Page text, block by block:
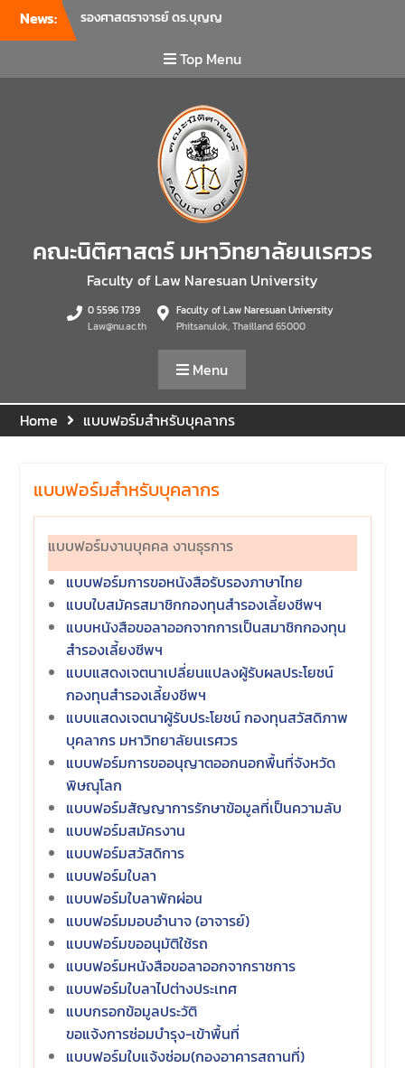
News:
รัตน์ โชคบันดาลชัย คณบดี
ประชุมผู้บริหารคณะพบ
บุคลากรคณะนิติศาสตร์ เพื่อ
ภาคเรียนต้น ปีการศึกษา 2569
พร้อมด้วยรองคณบดีทุกฝ่าย
เข้าร่วมแจ้งนโยบายแนวทาง
การบริหารงานในแต่ละด้านของ
คณะ รวมทั้งการเตรียมความ
พร้อมการจัดการเรียนการสอน
รายวิชาวิจัยทางกฎหมาย และ
รายวิชาตรรกศาสตร์และการ
เขียนในทางนิติศาสตร์ ณ ห้อง
นิติศาสตร์ มหาวิทยาลัยนเรศวร
คณะนิติศาสตร์ มหาวิทยาลัย
ความพร้อมเพื่อรับมือภัยพิบัติ
ประจำปี 2569 ณ ห้อง 2-311
อาคารปราบไตรจักร 2
กิจกรรมดังกล่าวจัดขึ้นสำหรับ
บุคลากรที่ปฏิบัติงาน ณ กลุ่ม
อาคารอุตสาหกรรมบริการ เพื่อ
ร่วมกันสร้างพื้นที่การทำงานที่
ปลอดภัย ซึ่งครอบคลุมหน่วย
งานภายในกลุ่มอาคารทั้ง 3
คณะ และ 1 กอง
คณะนิติศาสตร์ มหาวิทยาลัย
นเรศวร จัดโครงการปฐมนิเทศ
และพบผู้ปกครอง ประจำปีการ
ศึกษา 2569 โดยได้รับเกียรติ
จาก รองศาสตราจารย์ ดร.บุญ
ญรัตน์ โชคบันดาลชัย คณบดี
คณะนิติศาสตร์ ให้เกียรติเป็น
ประธานในพิธีเปิด พร้อมกล่าว
ต้อนรับและให้โอวาทแก่นิสิตใหม่
มีวัตถุประสงค์เพื่อให้ผู้ปกครอง
และนิสิตได้ทราบถึงนโยบาย
ด้านการเรียนการสอนของคณะ
นิติศาสตร์
Top Menu
คณะนิติศาสตร์ มหาวิทยาลัยนเรศวร
Faculty of Law Naresuan University
0 5596 1739
Law@nu.ac.th
Faculty of Law Naresuan University
Phitsanulok, Thailland 65000
Menu
Home แบบฟอร์มสำหรับบุคลากร
แบบฟอร์มสำหรับบุคลากร
แบบฟอร์มงานบุคคล งานธุรการ
แบบฟอร์มการขอหนังสือรับรองภาษาไทย
แบบใบสมัครสมาชิกกองทุนสำรองเลี้ยงชีพฯ
แบบหนังสือขอลาออกจากการเป็นสมาชิกกองทุน
สำรองเลี้ยงชีพฯ
แบบแสดงเจตนาเปลี่ยนแปลงผู้รับผลประโยชน์
กองทุนสำรองเลี้ยงชีพฯ
แบบแสดงเจตนาผู้รับประโยชน์ กองทุนสวัสดิภาพ
บุคลากร มหาวิทยาลัยนเรศวร
แบบฟอร์มการขออนุญาตออกนอกพื้นที่จังหวัด
พิษณุโลก
แบบฟอร์มสัญญาการรักษาข้อมูลที่เป็นความลับ
แบบฟอร์มสมัครงาน
แบบฟอร์มสวัสดิการ
แบบฟอร์มใบลา
แบบฟอร์มใบลาพักผ่อน
แบบฟอร์มมอบอำนาจ (อาจารย์)
แบบฟอร์มขออนุมัติใช้รถ
แบบฟอร์มหนังสือขอลาออกจากราชการ
แบบฟอร์มใบลาไปต่างประเทศ
แบบกรอกข้อมูลประวัติ
ขอแจ้งการซ่อมบำรุง-เข้าพื้นที่
แบบฟอร์มใบแจ้งซ่อม(กองอาคารสถานที่)